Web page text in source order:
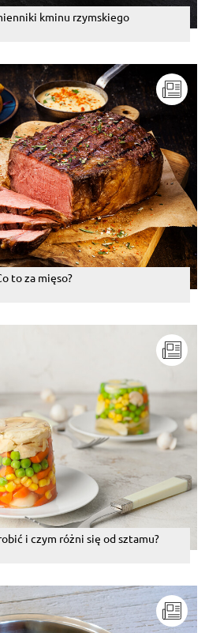
kminu rzymskiego
to za mięso?
i czym różni się od sztamu?